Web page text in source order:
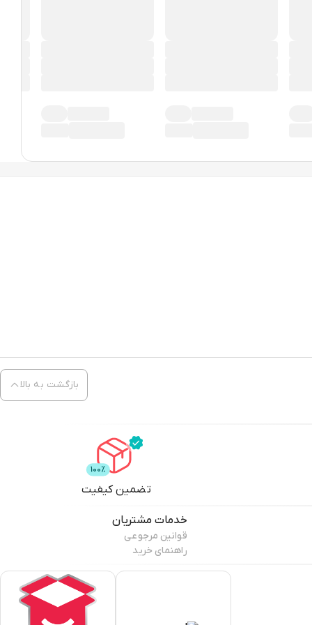
بازگشت به بالا
تضمین کیفیت
خدمات مشتریان
قوانین مرجوعی
راهنمای خرید